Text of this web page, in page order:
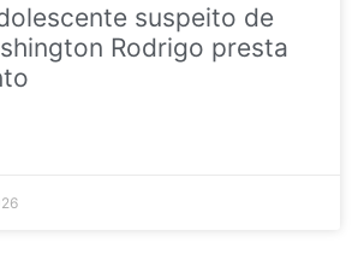
suspeito de
Rodrigo presta